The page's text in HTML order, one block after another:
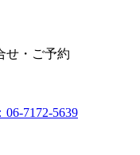
せ・ご予約